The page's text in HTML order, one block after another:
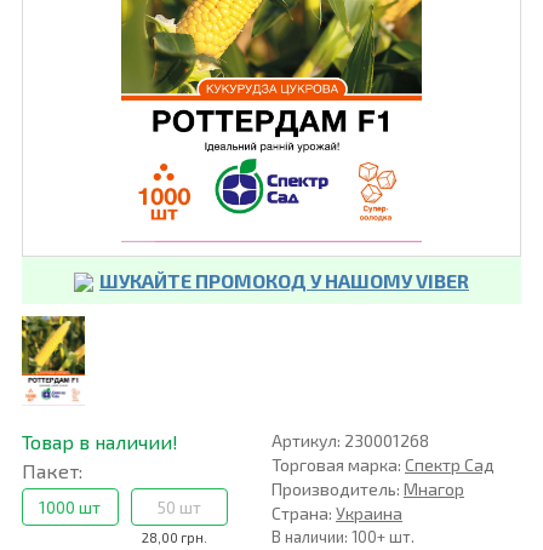
ШУКАЙТЕ ПРОМОКОД У НАШОМУ VIBER
Товар в наличии!
Пакет:
1000 шт
28,00 грн.
50 шт
Артикул: 230001268
Торговая марка: Спектр Сад
Производитель: Мнагор
Страна: Украина
В наличии: 100+ шт.